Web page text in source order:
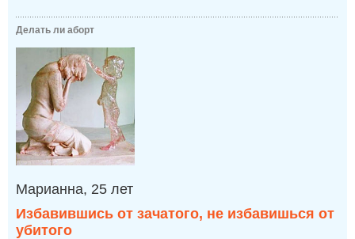
Делать ли аборт
Марианна, 25 лет
Избавившись от зачатого, не избавишься от
убитого